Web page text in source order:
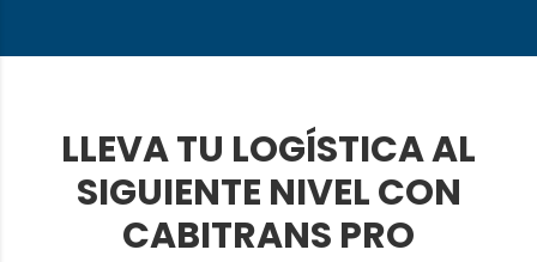
LLEVA TU LOGÍSTICA AL
SIGUIENTE NIVEL CON
CABITRANS PRO